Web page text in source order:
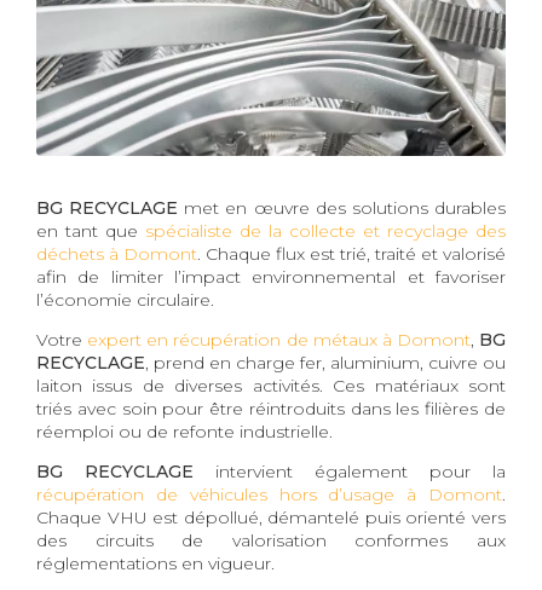
BG RECYCLAGE met en œuvre des solutions durables
en tant que spécialiste de la collecte et recyclage des
déchets à Domont. Chaque flux est trié, traité et valorisé
afin de limiter l’impact environnemental et favoriser
l’économie circulaire.
Votre expert en récupération de métaux à Domont, BG
RECYCLAGE, prend en charge fer, aluminium, cuivre ou
laiton issus de diverses activités. Ces matériaux sont
triés avec soin pour être réintroduits dans les filières de
réemploi ou de refonte industrielle.
BG RECYCLAGE intervient également pour la
récupération de véhicules hors d’usage à Domont.
Chaque VHU est dépollué, démantelé puis orienté vers
des circuits de valorisation conformes aux
réglementations en vigueur.